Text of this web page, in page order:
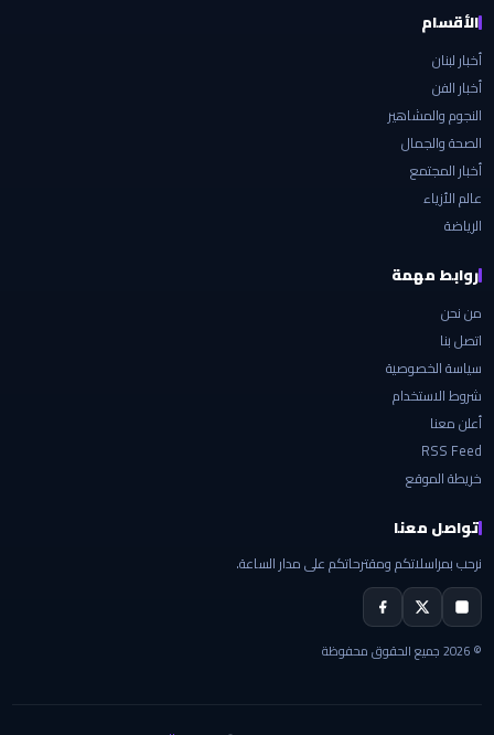
الأقسام
أخبار لبنان
أخبار الفن
النجوم والمشاهير
الصحة والجمال
أخبار المجتمع
عالم الأزياء
الرياضة
روابط مهمة
من نحن
اتصل بنا
سياسة الخصوصية
شروط الاستخدام
أعلن معنا
RSS Feed
خريطة الموقع
تواصل معنا
نرحب بمراسلاتكم ومقترحاتكم على مدار الساعة.
© 2026 جميع الحقوق محفوظة